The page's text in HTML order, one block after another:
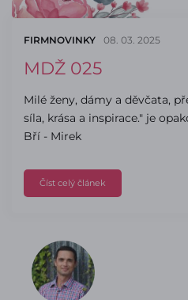
FIRMNOVINKY 08. 03. 2025
MDŽ 025
Milé ženy, dámy a děvčata,
síla, krása a inspirace." je
Bří - Mirek
Číst celý článek